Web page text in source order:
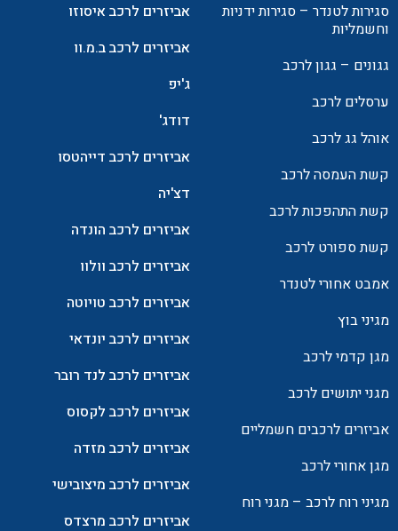
סגירות לטנדר – סגירות ידניות
וחשמליות
גגונים – גגון לרכב
ערסלים לרכב
אוהל גג לרכב
קשת העמסה לרכב
קשת התהפכות לרכב
קשת ספורט לרכב
אמבט אחורי לטנדר
מגיני בוץ
מגן קדמי לרכב
מגני יתושים לרכב
אביזרים לרכבים חשמליים
מגן אחורי לרכב
מגיני רוח לרכב – מגני רוח
אביזרים לרכב איסוזו
אביזרים לרכב ב.מ.וו
ג'יפ
דודג'
אביזרים לרכב דייהטסו
דצ'יה
אביזרים לרכב הונדה
אביזרים לרכב וולוו
אביזרים לרכב טויוטה
אביזרים לרכב יונדאי
אביזרים לרכב לנד רובר
אביזרים לרכב לקסוס
אביזרים לרכב מזדה
אביזרים לרכב מיצובישי
אביזרים לרכב מרצדס